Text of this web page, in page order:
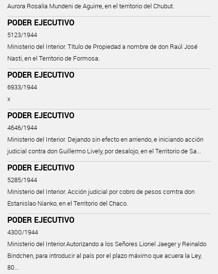
Aurora Rosalía Mundeni de Aguirre, en el territorio del Chubut.
PODER EJECUTIVO
5123/1944
Ministerio del Interior. Título de Propiedad a nombre de don Raúl José
Nasti, en el Territorio de Formosa.
PODER EJECUTIVO
6933/1944
x
PODER EJECUTIVO
4646/1944
Ministerio del Interior. Dejando sin efecto en arriendo, e iniciando acción
judicial contra don Guillermo Lively, por desalojo, en el Territorio de Sa...
PODER EJECUTIVO
5285/1944
Ministerio del Interior. Acción judicial por cobro de pesos comtra don
Estanislao Nianko, en el Territorio del Chaco.
PODER EJECUTIVO
4300/1944
Ministerio del Interior.Autorizando a los Señores Lionel Jaeger y Reinaldo
Bindchen, para introducir al país por el plazo máximo que acuera la Ley,
80...